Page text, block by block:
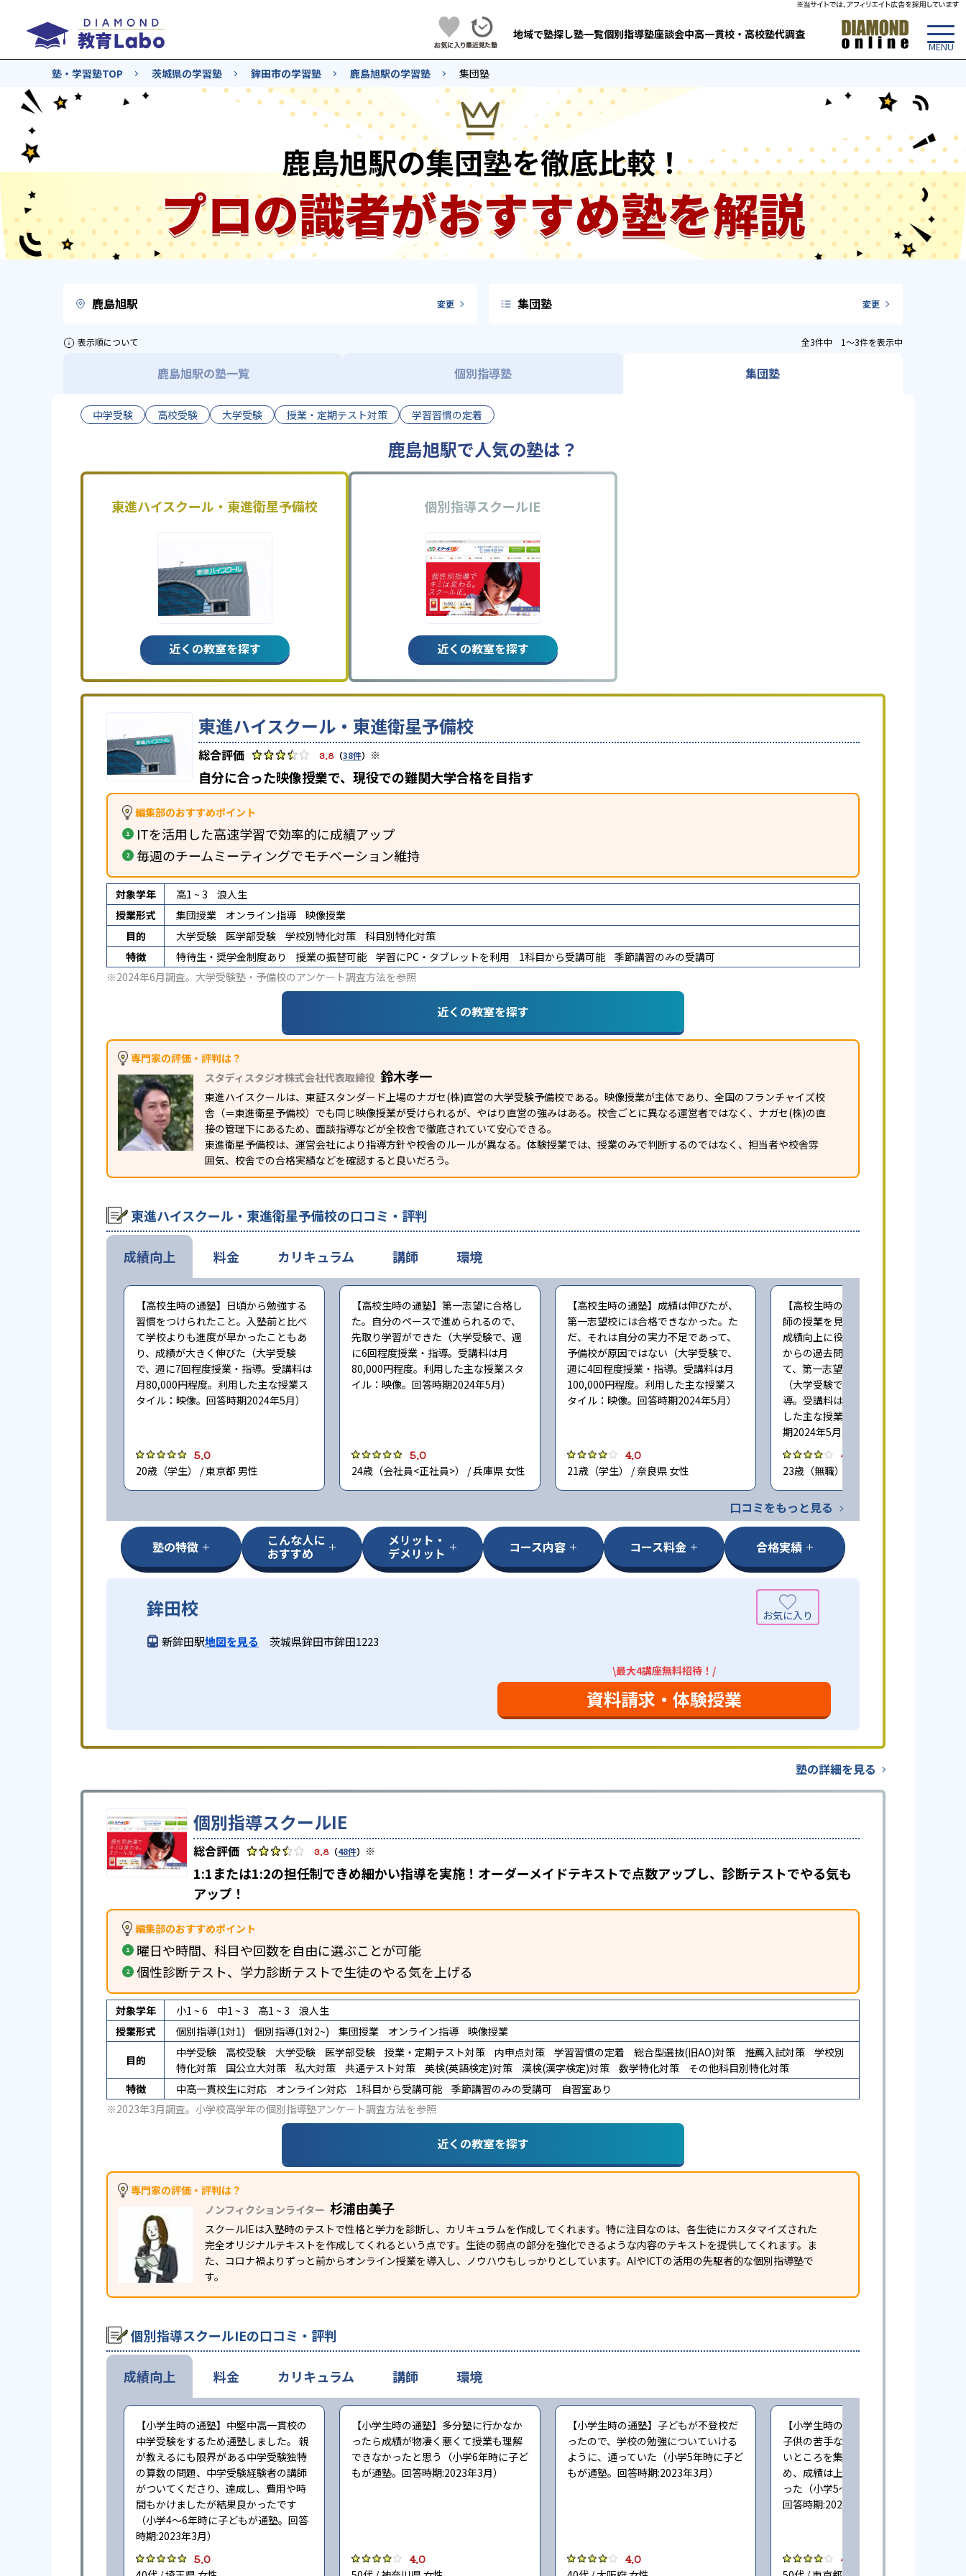
地域で塾探し塾一覧個別指導塾座談会中高一貫校・高校塾代調査
塾・学習塾TOP 茨城県の学習塾 鉾田市の学習塾 鹿島旭駅の学習塾 集団塾
鹿島旭駅の集団塾を徹底比較！
プロの識者がおすすめ塾を解説
鹿島旭駅 変更 集団塾 変更
表示順について 全3件中 1〜3件を表示中
鹿島旭駅の塾一覧 個別指導塾 集団塾
中学受験 高校受験 大学受験 授業・定期テスト対策 学習習慣の定着
鹿島旭駅で人気の塾は？
東進ハイスクール・東進衛星予備校
近くの教室を探す
個別指導スクールIE
近くの教室を探す
東進ハイスクール・東進衛星予備校
3.8 （38件） ※
自分に合った映像授業で、現役での難関大学合格を目指す
編集部のおすすめポイント
ITを活用した高速学習で効率的に成績アップ
毎週のチームミーティングでモチベーション維持
対象学年 高1 ~ 3
浪人生
授業形式
集団授業 オンライン指導
映像授業
目的
大学受験 医学部受験 学校別特化対策
科目別特化対策
特徴
特待生・奨学金制度あり 授業の振替可能 学習にPC・タブレットを利用 1科目から受講可能
季節講習のみの受講可
※2024年6月調査。 大学受験塾・予備校のアンケート調査方法を参照
近くの教室を探す
専門家の評価・評判は？
スタディスタジオ株式会社代表取締役 鈴木孝一
東進ハイスクールは、東証スタンダード上場のナガセ(株)直営の大学受験予備校である。映像授業が主体であり、全国のフランチャイズ校
舎（＝東進衛星予備校）でも同じ映像授業が受けられるが、やはり直営の強みはある。校舎ごとに異なる運営者ではなく、ナガセ(株)の直
接の管理下にあるため、面談指導などが全校舎で徹底されていて安心できる。
東進衛星予備校は、運営会社により指導方針や校舎のルールが異なる。体験授業では、授業のみで判断するのではなく、担当者や校舎雰
囲気、校舎での合格実績などを確認すると良いだろう。
東進ハイスクール・東進衛星予備校の口コミ・評判
成績向上
【高校生時の通塾】日頃から勉強する
習慣をつけられたこと。入塾前と比べ
て学校よりも進度が早かったこともあ
り、成績が大きく伸びた（大学受験
で、週に7回程度授業・指導。受講料は
月80,000円程度。利用した主な授業ス
タイル：映像。回答時期2024年5月）
5.0
20歳（学生） / 東京都 男性
【高校生時の通塾】第一志望に合格し
た。自分のペースで進められるので、
先取り学習ができた（大学受験で、週
に6回程度授業・指導。受講料は月
80,000円程度。利用した主な授業スタ
イル：映像。回答時期2024年5月）
5.0
24歳（会社員<正社員>） / 兵庫県 女性
【高校生時の通塾】成績は伸びたが、
第一志望校には合格できなかった。た
だ、それは自分の実力不足であって、
予備校が原因ではない（大学受験で、
週に4回程度授業・指導。受講料は月
100,000円程度。利用した主な授業ス
タイル：映像。回答時期2024年5月）
4.0
21歳（学生） / 奈良県 女性
【高校生時の通塾】映像授業で一流講
師の授業を見続けることができた点は
成績向上に役立った。また、早い時期
からの過去問演習による指導も相まっ
て、第一志望に合格することができた
（大学受験で、週に5回程度授業・指
導。受講料は月100,000円程度。利用
した主な授業スタイル：映像。回答時
期2024年5月）
4.0
23歳（無職） / 神奈川県 男性
口コミをもっと見る
料金 カリキュラム 講師 環境
塾の特徴 こんな人に
おすすめ
メリット・
デメリット コース内容 コース料金 合格実績
鉾田校
新鉾田駅地図を見る 茨城県鉾田市鉾田1223
\最大4講座無料招待！/
資料請求・体験授業
塾の詳細を見る
個別指導スクールIE
3.8（48件） ※
1:1または1:2の担任制できめ細かい指導を実施！オーダーメイドテキストで点数アップし、診断テストでやる気も
アップ！
編集部のおすすめポイント
曜日や時間、科目や回数を自由に選ぶことが可能
個性診断テスト、学力診断テストで生徒のやる気を上げる
対象学年 小1 ~ 6 中1 ~ 3 高1 ~ 3
浪人生
授業形式
個別指導(1対1) 個別指導(1対2~) 集団授業 オンライン指導
映像授業
目的
中学受験 高校受験 大学受験 医学部受験 授業・定期テスト対策 内申点対策 学習習慣の定着 総合型選抜(旧AO)対策 推薦入試対策
学校別
特化対策
国公立大対策 私大対策 共通テスト対策 英検(英語検定)対策 漢検(漢字検定)対策 数学特化対策
その他科目別特化対策
特徴
中高一貫校生に対応 オンライン対応 1科目から受講可能 季節講習のみの受講可
自習室あり
※2023年3月調査。 小学校高学年の個別指導塾アンケート調査方法を参照
近くの教室を探す
専門家の評価・評判は？
ノンフィクションライター 杉浦由美子
スクールIEは入塾時のテストで性格と学力を診断し、カリキュラムを作成してくれます。特に注目なのは、各生徒にカスタマイズされた
完全オリジナルテキストを作成してくれるという点です。生徒の弱点の部分を強化できるような内容のテキストを提供してくれます。ま
た、コロナ禍よりずっと前からオンライン授業を導入し、ノウハウもしっかりとしています。AIやICTの活用の先駆者的な個別指導塾で
す。
個別指導スクールIEの口コミ・評判
成績向上
【小学生時の通塾】中堅中高一貫校の
中学受験をするため通塾しました。 親
が教えるにも限界がある中学受験独特
の算数の問題、中学受験経験者の講師
がついてくださり、達成し、費用や時
間もかけましたが結果良かったです
（小学4〜6年時に子どもが通塾。回答
時期:2023年3月）
5.0
【小学生時の通塾】多分塾に行かなか
ったら成績が物凄く悪くて授業も理解
できなかったと思う（小学6年時に子ど
もが通塾。回答時期:2023年3月）
4.0
【小学生時の通塾】子どもが不登校だ
ったので、学校の勉強についていける
ように、通っていた（小学5年時に子ど
もが通塾。回答時期:2023年3月）
4.0
【小学生時の通塾】個別指導なので、
子供の苦手なところ、理解できていな
いところを集中して教えてもらえたた
め、成績は上がったが料金はやや高か
った（小学5〜6年時に子どもが通塾。
回答時期:2023年3月）
4.0
料金 カリキュラム 講師 環境